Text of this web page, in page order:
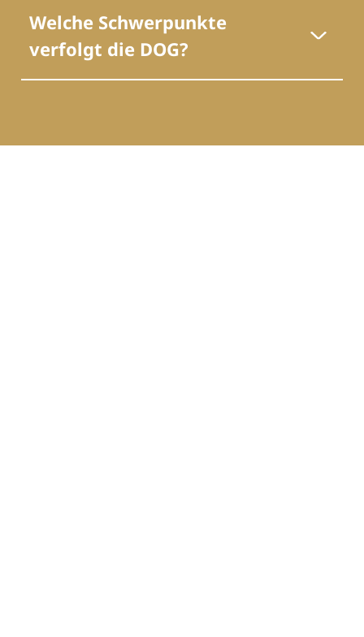
Welche Schwerpunkte
verfolgt die DOG?